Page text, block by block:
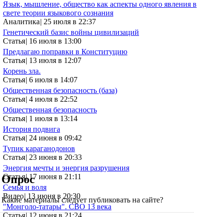
Язык, мышление, общество как аспекты одного явления в
свете теории языкового сознания
Аналитика| 25 июля в 22:37
Генетический базис войны цивилизаций
Статья| 16 июля в 13:00
Предлагаю поправки в Конституцию
Статья| 13 июля в 12:07
Корень зла.
Статья| 6 июля в 14:07
Общественная безопасность (база)
Статья| 4 июля в 22:52
Общественная безопасность
Статья| 1 июля в 13:14
История подвига
Статья| 24 июня в 09:42
Тупик караганодонов
Статья| 23 июня в 20:33
Энергия мечты и энергия разрушения
Статья| 17 июня в 21:11
Семья и воля
Видео| 13 июня в 20:30
"Монголо-татары". СВО 13 века
Опрос
Какие материалы следует публиковать на сайте?